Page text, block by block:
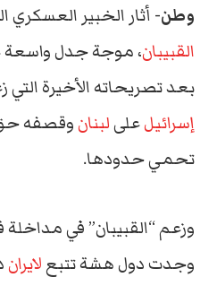
وطن- أثار الخبير العسكري
القبيبان، موجة جدل واسعة
بعد تصريحاته الأخيرة
إسرائيلعلىلبنانوقصفه حق
تحمي حدودها.
وزعم “القبيبان” في مداخلة
وجدت دول هشة تتبع لايران